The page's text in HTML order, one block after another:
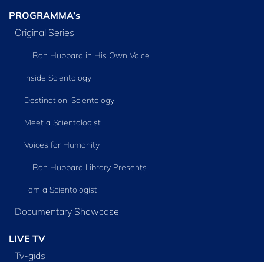
PROGRAMMA’s
Original Series
L. Ron Hubbard in His Own Voice
Inside Scientology
Destination: Scientology
Meet a Scientologist
Voices for Humanity
L. Ron Hubbard Library Presents
I am a Scientologist
Documentary Showcase
LIVE TV
Tv‑gids